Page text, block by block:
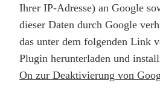
Ihrer IP-Adresse) an Google
dieser Daten durch Google
das unter dem folgenden Link
Plugin herunterladen und
On zur Deaktivierung von